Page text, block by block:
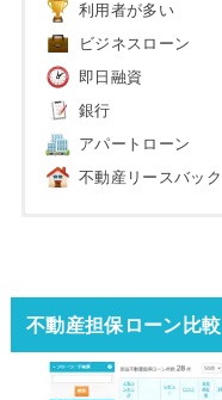
利用者が多い
ビジネスローン
即日融資
銀行
アパートローン
不動産リースバック
不動産担保ローン比較